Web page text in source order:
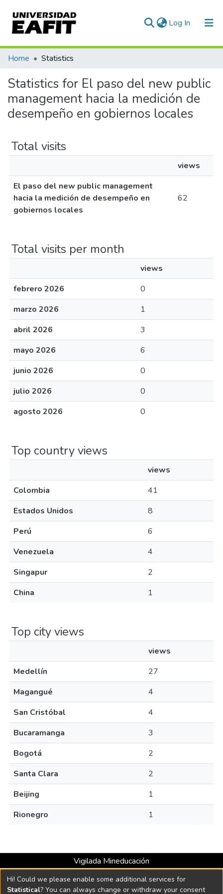
Log In (current)
Communities & Collections
All of DSpace
Home Statistics
Statistics for El paso del new public
management hacia la medición de
desempeño en gobiernos locales
Total visits
views
El paso del new public management
hacia la medición de desempeño en
gobiernos locales
62
Total visits per month
views
febrero 2026
0
marzo 2026
1
abril 2026
3
mayo 2026
6
junio 2026
0
julio 2026
0
agosto 2026
0
Top country views
views
Colombia
41
Estados Unidos
8
Perú
6
Venezuela
4
Singapur
2
China
1
Top city views
views
Medellín
27
Magangué
4
San Cristóbal
4
Bucaramanga
3
Bogotá
2
Santa Clara
2
Beijing
1
Rionegro
1
Vigilada Mineducación
Universidad con Acreditación Institucional hasta 2026 -
Resolución MEN 2158 de 2018
Hi! Could we please enable some additional services for
Statistical? You can always change or withdraw your consent